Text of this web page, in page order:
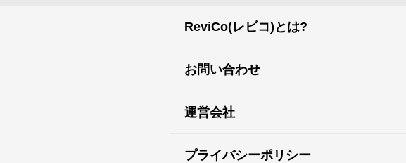
ReviCo(レビコ)とは?
お問い合わせ
運営会社
プライバシーポリシー